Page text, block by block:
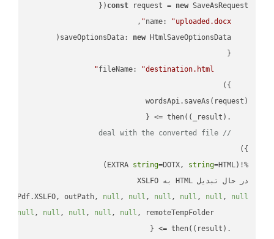
const request = new
name: "uploaded.docx"
saveOptionsData: new
fileName:
"destination.html"
    .then(
( _result ) =>
// deal with the converted file
%!(EXTRA
string=DOTX, string
در حال تبدیل HTML به XSLFO
outPath, null , null , null , null , null , null
null , null , null , null , null
    .then(
( result ) =>